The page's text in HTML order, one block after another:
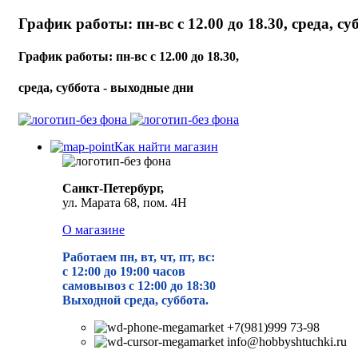
График работы: пн-вс с 12.00 до 18.30, среда,
График работы: пн-вс с 12.00 до 18.30,
среда, суббота - выходные дни
Как найти магазин
Санкт-Петербург,
ул. Марата 68, пом. 4Н
О магазине
Работаем пн, вт, чт, пт, вс:
с 12:00 до 19:00 часов
самовывоз с 12:00 до 18:30
Выходной среда, суббота.
+7(981)999 73-98
info@hobbyshtuchki.ru